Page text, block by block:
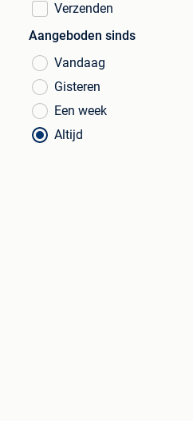
Verzenden
Aangeboden sinds
Vandaag
Gisteren
Een week
Altijd